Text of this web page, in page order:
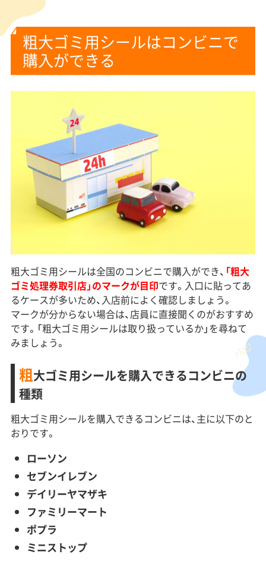
粗大ゴミ用シールはコンビニで
購入ができる
粗大ゴミ用シールは全国のコンビニで購入ができ、 「粗大
ゴミ処理券取引店」のマークが目印です。入口に貼ってあ
るケースが多いため、入店前によく確認しましょう。
マークが分からない場合は、店員に直接聞くのがおすすめ
です。「粗大ゴミ用シールは取り扱っているか」を尋ねて
みましょう。
粗大ゴミ用シールを購入できるコンビニの
種類
粗大ゴミ用シールを購入できるコンビニは、主に以下のと
おりです。
ローソン
セブンイレブン
デイリーヤマザキ
ファミリーマート
ポプラ
ミニストップ